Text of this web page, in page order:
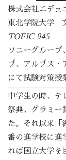
株式会社エデュ
東北学院大学
TOEIC 945
ソニーグループ
プ、アルプス・
にて試験対策授
中学生の時、テ
祭典、グラミー
た。それ以来「
番の進学校に進
れば国立大学を